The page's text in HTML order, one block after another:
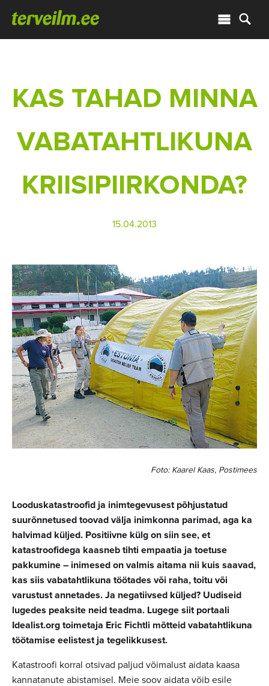
KAS TAHAD MINNA
VABATAHTLIKUNA
KRIISIPIIRKONDA?
15.04.2013
Foto: Kaarel Kaas, Postimees
Looduskatastroofid ja inimtegevusest põhjustatud
suurõnnetused toovad välja inimkonna parimad, aga ka
halvimad küljed. Positiivne külg on siin see, et
katastroofidega kaasneb tihti empaatia ja toetuse
pakkumine – inimesed on valmis aitama nii kuis saavad,
kas siis vabatahtlikuna töötades või raha, toitu või
varustust annetades. Ja negatiivsed küljed? Uudiseid
lugedes peaksite neid teadma. Lugege siit portaali
Idealist.org toimetaja Eric Fichtli mõtteid vabatahtlikuna
töötamise eelistest ja tegelikkusest.
Katastroofi korral otsivad paljud võimalust aidata kaasa
kannatanute abistamisel. Meie soov aidata võib esile